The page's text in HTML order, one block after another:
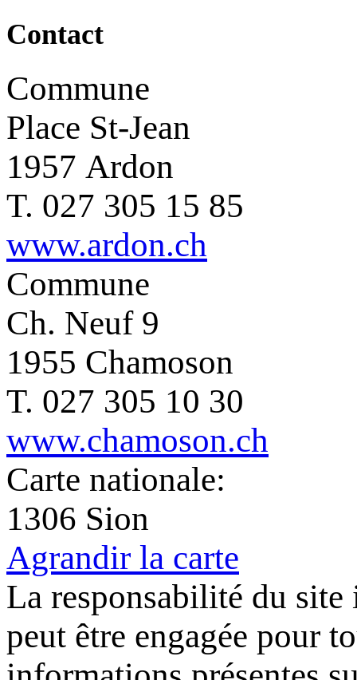
Contact
Commune
Place St-Jean
1957 Ardon
T. 027 305 15 85
www.ardon.ch
Commune
Ch. Neuf 9
1955 Chamoson
T. 027 305 10 30
www.chamoson.ch
Carte nationale:
1306 Sion
Agrandir la carte
La responsabilité du
peut être engagée pour